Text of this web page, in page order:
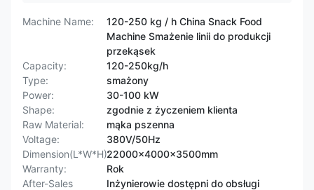
Machine Name:
120-250 kg / h China Snack Food
Machine Smażenie linii do produkcji
przekąsek
Capacity:
120-250kg/h
Type:
smażony
Power:
30-100 kW
Shape:
zgodnie z życzeniem klienta
Raw Material:
mąka pszenna
Voltage:
380V/50Hz
Dimension(L*W*H):22000x4000x3500mm
Warranty:
Rok
After-Sales
Inżynierowie dostępni do obsługi